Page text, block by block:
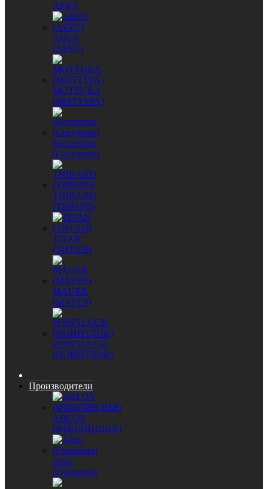
AP4 S
ABUS
(АБУС)
MОTTURA
(МОТТУРА)
Securemme
(Секуриме)
THIRARD
(ТИРАРД)
TITAN
(ТИТАН)
MAUER
(МАУЕР)
POINTLOCK
(ПОИНТЛОК)
Производители
ABLOY
(ФИНЛЯНДИЯ)
Abus
(Германия)